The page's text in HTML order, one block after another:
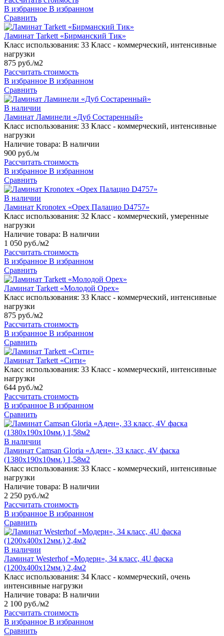
В избранное В избранном
Сравнить
Ламинат Tarkett «Бирманский Тик»
Класс использования: 33 Класс - коммерческий, интенсивные
нагрузки
875 руб./м2
Рассчитать стоимость
В избранное В избранном
Сравнить
В наличии
Ламинат Ламинели «Дуб Состаренный»
Класс использования: 33 Класс - коммерческий, интенсивные
нагрузки
Наличие товара: В наличии
900 руб./м
Рассчитать стоимость
В избранное В избранном
Сравнить
В наличии
Ламинат Kronotex «Орех Палацио D4757»
Класс использования: 32 Класс - коммерческий, умеренные
нагрузки
Наличие товара: В наличии
1 050 руб./м2
Рассчитать стоимость
В избранное В избранном
Сравнить
Ламинат Tarkett «Молодой Орех»
Класс использования: 33 Класс - коммерческий, интенсивные
нагрузки
875 руб./м2
Рассчитать стоимость
В избранное В избранном
Сравнить
Ламинат Tarkett «Сити»
Класс использования: 33 Класс - коммерческий, интенсивные
нагрузки
644 руб./м2
Рассчитать стоимость
В избранное В избранном
Сравнить
В наличии
Ламинат Camsan Gloria «Аден», 33 класс, 4V фаска
(1380х190х10мм.) 1,58м2
Класс использования: 33 Класс - коммерческий, интенсивные
нагрузки
Наличие товара: В наличии
2 250 руб./м2
Рассчитать стоимость
В избранное В избранном
Сравнить
В наличии
Ламинат Westerhof «Модерн», 34 класс, 4U фаска
(1200х400х12мм.) 2,4м2
Класс использования: 34 Класс - коммерческий, очень
интенсивные нагрузки
Наличие товара: В наличии
2 100 руб./м2
Рассчитать стоимость
В избранное В избранном
Сравнить